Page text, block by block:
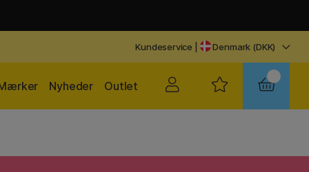
Kundeservice Denmark (DKK)
Outlet
Nyheder